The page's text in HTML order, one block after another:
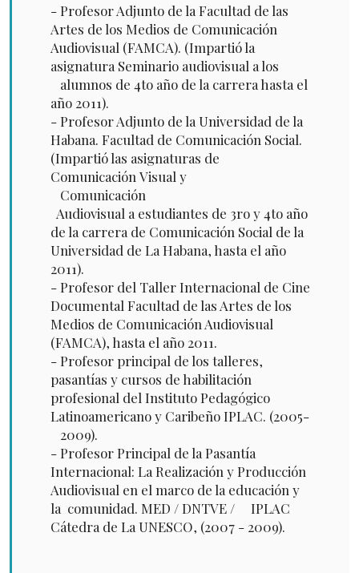
- Profesor Adjunto de la Facultad de las
Artes de los Medios de Comunicación
Audiovisual (FAMCA). (Impartió la
asignatura Seminario audiovisual a los
alumnos de 4to año de la carrera hasta el
año 2011).
- Profesor Adjunto de la Universidad de la
Habana. Facultad de Comunicación Social.
(Impartió las asignaturas de
Comunicación Visual y
Comunicación
Audiovisual a estudiantes de 3ro y 4to año
de la carrera de Comunicación Social de la
Universidad de La Habana, hasta el año
2011).
- Profesor del Taller Internacional de Cine
Documental Facultad de las Artes de los
Medios de Comunicación Audiovisual
(FAMCA), hasta el año 2011.
- Profesor principal de los talleres,
pasantías y cursos de habilitación
profesional del Instituto Pedagógico
Latinoamericano y Caribeño IPLAC. (2005-
2009).
- Profesor Principal de la Pasantía
Internacional: La Realización y Producción
Audiovisual en el marco de la educación y
la comunidad. MED / DNTVE / IPLAC
Cátedra de La UNESCO, (2007 - 2009).